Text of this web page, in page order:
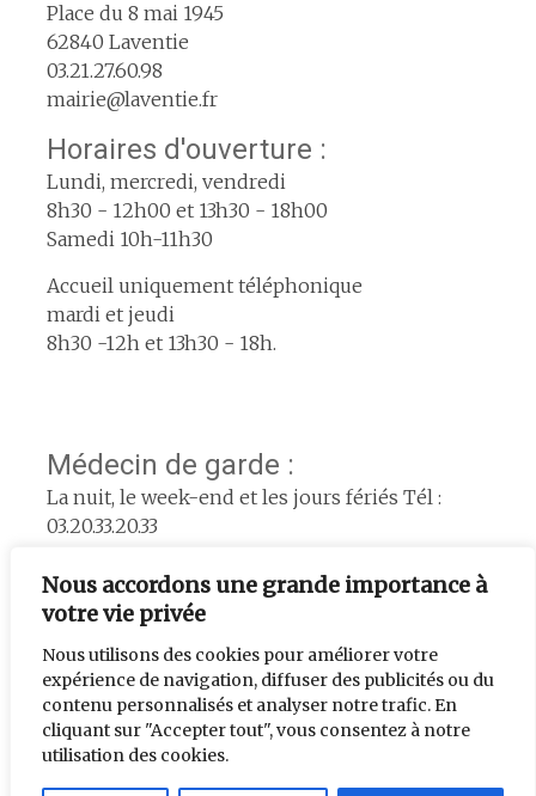
Nous accordons une grande importance à
votre vie privée
Nous utilisons des cookies pour améliorer votre
expérience de navigation, diffuser des publicités ou du
contenu personnalisés et analyser notre trafic. En
cliquant sur "Accepter tout", vous consentez à notre
utilisation des cookies.
Place du 8 mai 1945
62840 Laventie
03.21.27.60.98
mairie@laventie.fr
Horaires d'ouverture :
Lundi, mercredi, vendredi
8h30 - 12h00 et 13h30 - 18h00
Samedi 10h-11h30
Accueil uniquement téléphonique
mardi et jeudi
8h30 -12h et 13h30 - 18h.
Médecin de garde :
La nuit, le week-end et les jours fériés Tél :
03.20.33.20.33
Pharmacie de garde :
www.servigardes.fr
Urgence le week-end :
L'adjoint de semaine : 06.74.56.33.39